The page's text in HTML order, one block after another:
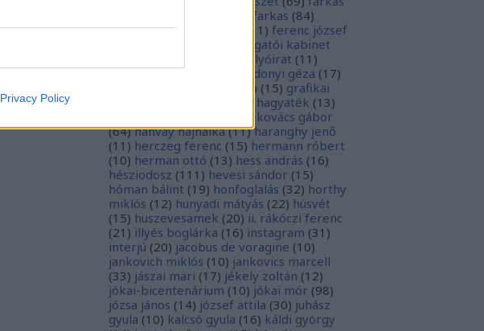
Privacy Policy
farkas gábor farkas (84)
fedák sári (11 11 ) ferenc józsef
főigazgatói kabinet
folyóirat (11 )
galambos ferenc
gárdonyi géza (17)
grafika (15) grafikai
hagyaték (13)
hamvai-kovács gábor
(64) hanvay hajnalka (11) haranghy jenő
(11 ) herczeg ferenc (15) hermann róbert
(10) herman ottó (13) hess andrás (16)
hésziodosz (111 ) hevesi sándor (15)
hóman bálint (19) honfoglalás (32) horthy
miklós (12) hunyadi mátyás (22) húsvét
(15) huszevesamek (20) ii. rákóczi ferenc
(21 ) illyés boglárka (16) instagram (31 )
interjú (20) jacobus de voragine (10)
jankovich miklós (10) jankovics marcell
(33) jászai mari (17) jékely zoltán (12)
jókai-bicentenárium (10) jókai mór (98)
józsa jános (14) józsef attila (30) juhász
gyula (10) kalcsó gyula (16) káldi györgy